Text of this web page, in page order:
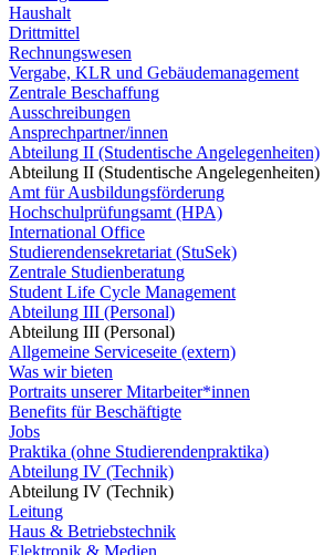
Haushalt
Drittmittel
Rechnungswesen
Vergabe, KLR und Gebäudemanagement
Zentrale Beschaffung
Ausschreibungen
Ansprechpartner/innen
Abteilung II (Studentische Angelegenheiten)
Abteilung II (Studentische Angelegenheiten)
Amt für Ausbildungsförderung
Hochschulprüfungsamt (HPA)
International Office
Studierendensekretariat (StuSek)
Zentrale Studienberatung
Student Life Cycle Management
Abteilung III (Personal)
Abteilung III (Personal)
Allgemeine Serviceseite (extern)
Was wir bieten
Portraits unserer Mitarbeiter*innen
Benefits für Beschäftigte
Jobs
Praktika (ohne Studierendenpraktika)
Abteilung IV (Technik)
Abteilung IV (Technik)
Leitung
Haus & Betriebstechnik
Elektronik & Medien